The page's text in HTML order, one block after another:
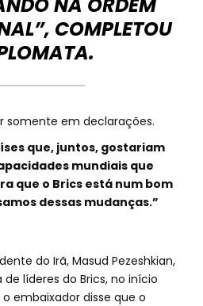
COMPLETOU
somente em declarações.
que, juntos, gostariam
mundiais que
que o Brics está num bom
dessas mudanças.”
do Irã, Masud Pezeshkian,
líderes do Brics, no início
o embaixador disse que o